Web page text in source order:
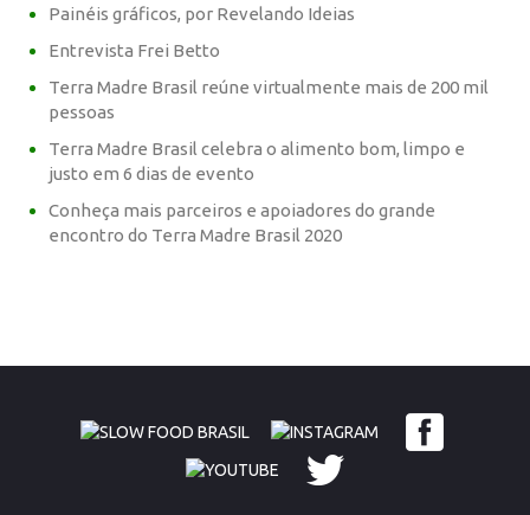
Painéis gráficos, por Revelando Ideias
Entrevista Frei Betto
Terra Madre Brasil reúne virtualmente mais de 200 mil
pessoas
Terra Madre Brasil celebra o alimento bom, limpo e
justo em 6 dias de evento
Conheça mais parceiros e apoiadores do grande
encontro do Terra Madre Brasil 2020